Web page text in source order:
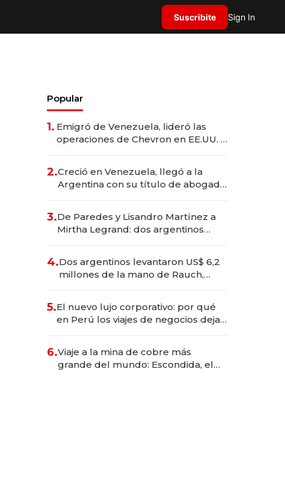
Suscribite Sign In
Popular
1. Emigró de Venezuela, lideró las
operaciones de Chevron en EE.UU. y
2.Creció en Venezuela, llegó a la
Argentina con su título de abogado
marcas "fast premium"
3.De Paredes y Lisandro Martínez a
Mirtha Legrand: dos argentinos
deportivo y el cuidado corporal
4.Dos argentinos levantaron US$ 6,2
millones de la mano de Rauch,
5.El nuevo lujo corporativo: por qué
en Perú los viajes de negocios dejan
6.Viaje a la mina de cobre más
grande del mundo: Escondida, el